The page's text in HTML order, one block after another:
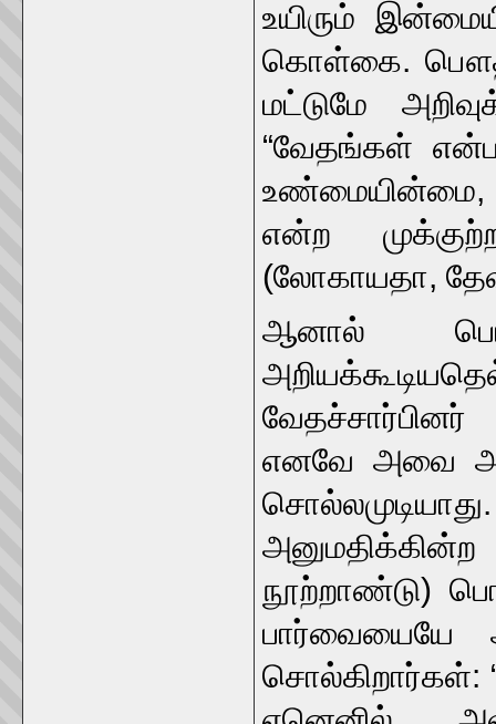
உயிரும்
கொள்கை.
மட்டுமே
“வேதங்கள்
உண்மையின்மை,
என்ற
(லோகாயதா,
ஆனால்
எனவே அவை
நூற்றாண்டு)
பார்வையையே
சொல்கிறார்கள்: